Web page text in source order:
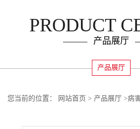
PRODUCT
产品展厅
产品展厅
您当前的位置： 网站首页 > 产品展厅 >病